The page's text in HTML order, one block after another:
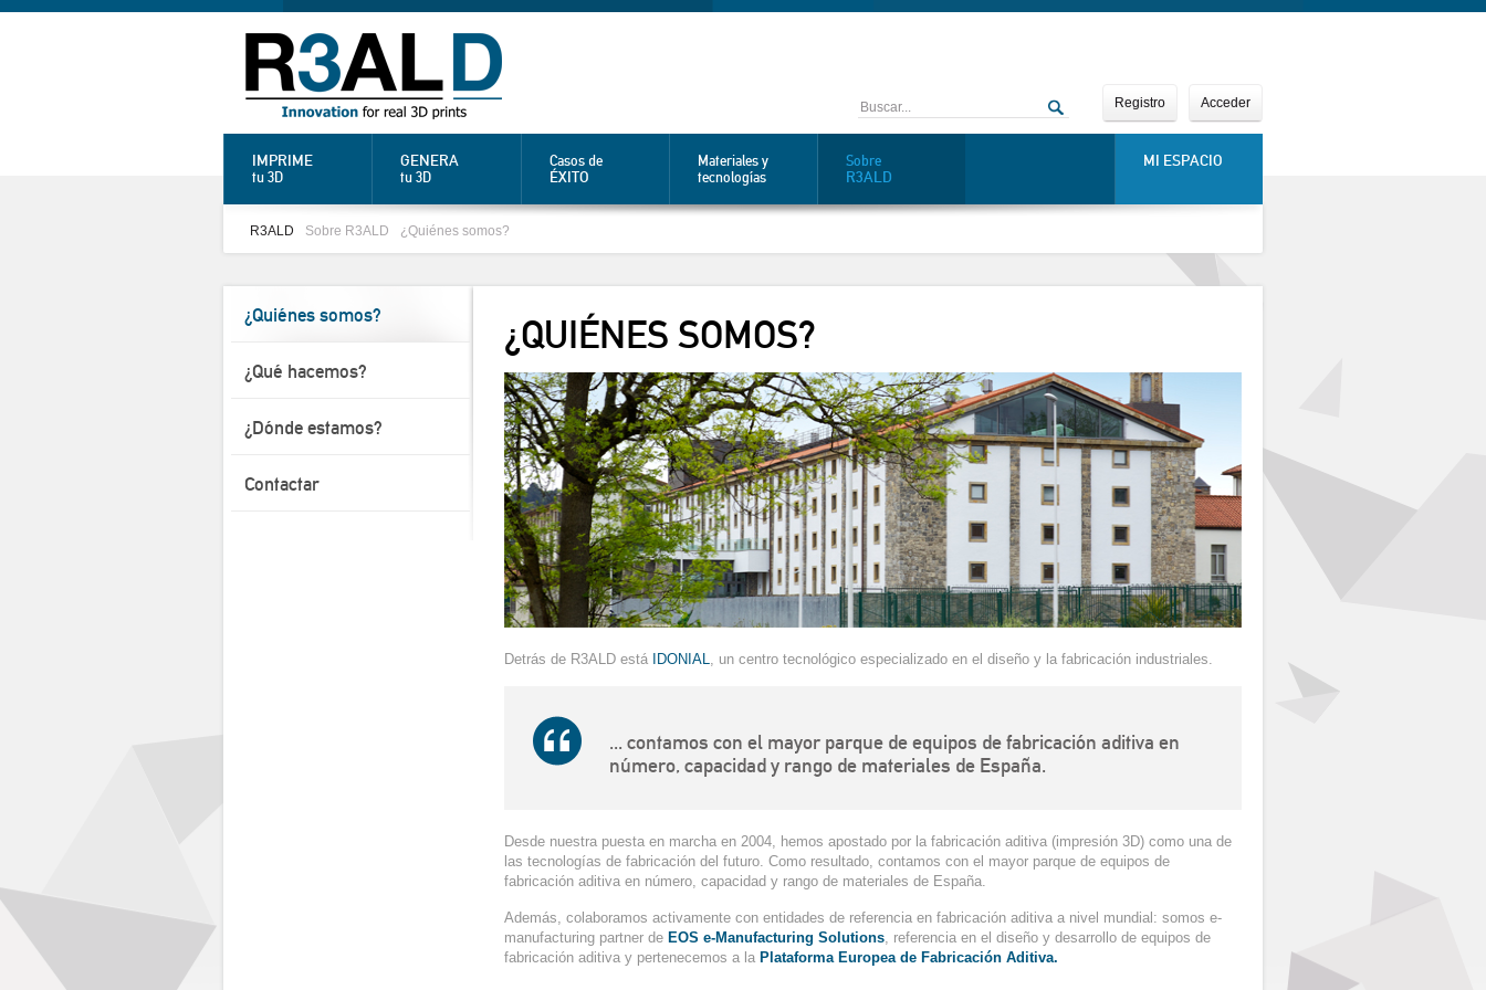
Acceder
Registro
IMPRIME
tu 3D
GENERA
tu 3D
Casos de
ÉXITO
Materiales y
tecnologías
Sobre
R3ALD
MI ESPACIO
R3ALD Sobre R3ALD ¿Quiénes somos?
¿Quiénes somos?
¿Qué hacemos?
¿Dónde estamos?
Contactar
¿QUIÉNES SOMOS?
Detrás de R3ALD está IDONIAL , un centro tecnológico especializado en el diseño y la fabricación industriales.
... contamos con el mayor parque de equipos de fabricación aditiva en
número, capacidad y rango de materiales de España.
Desde nuestra puesta en marcha en 2004, hemos apostado por la fabricación aditiva (impresión 3D) como una de
las tecnologías de fabricación del futuro. Como resultado, contamos con el mayor parque de equipos de
fabricación aditiva en número, capacidad y rango de materiales de España.
Además, colaboramos activamente con entidades de referencia en fabricación aditiva a nivel mundial: somos e-
manufacturing partner de EOS e-Manufacturing Solutions, referencia en el diseño y desarrollo de equipos de
fabricación aditiva y pertenecemos a la Plataforma Europea de Fabricación Aditiva.